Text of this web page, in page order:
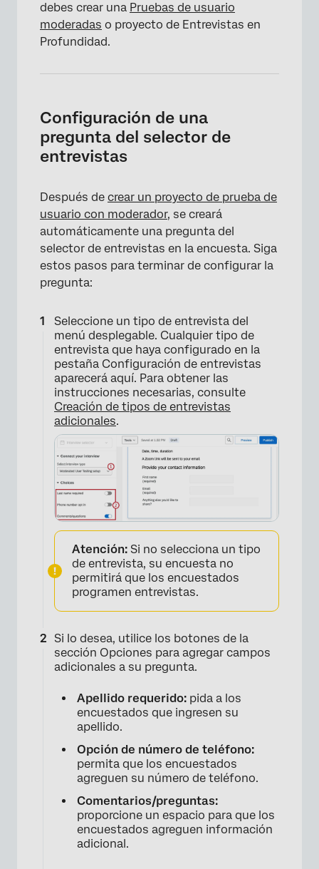
debes crear una Pruebas de usuario
moderadas o proyecto de Entrevistas en
Profundidad.
Configuración de una
pregunta del selector de
entrevistas
Después de crear un proyecto de prueba de
usuario con moderador, se creará
automáticamente una pregunta del
selector de entrevistas en la encuesta. Siga
estos pasos para terminar de configurar la
pregunta:
Seleccione un tipo de entrevista del
menú desplegable. Cualquier tipo de
entrevista que haya configurado en la
pestaña Configuración de entrevistas
aparecerá aquí. Para obtener las
instrucciones necesarias, consulte
Creación de tipos de entrevistas
adicionales.
×
Atención: Si no selecciona un tipo
de entrevista, su encuesta no
permitirá que los encuestados
programen entrevistas.
Si lo desea, utilice los botones de la
sección Opciones para agregar campos
adicionales a su pregunta.
Apellido requerido: pida a los
encuestados que ingresen su
apellido.
Opción de número de teléfono:
permita que los encuestados
agreguen su número de teléfono.
Comentarios/preguntas:
proporcione un espacio para que los
encuestados agreguen información
adicional.